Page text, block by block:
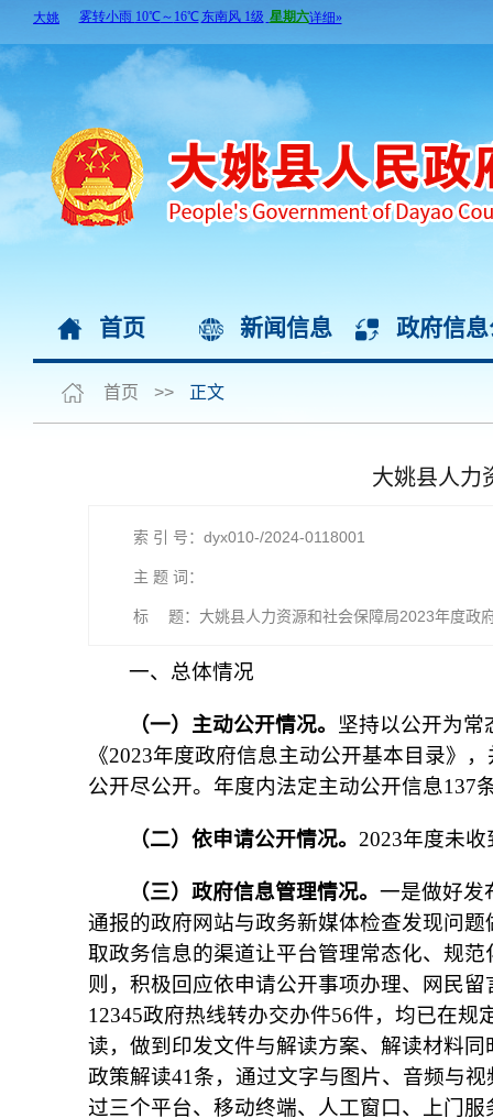
首页 新闻信息 政府信
首页 >> 正文
大姚县人力
索 引 号：dyx010-/2024-0118001
主 题 词：
标 题：大姚县人力资源和社会保障局2023年度政
一、总体情况
（一）主动公开情况。 坚持以公开为
《2023年度政府信息主动公开基本目录》
公开尽公开。年度内法定主动公开信息137
（二）依申请公开情况。 2023年度未
（三）政府信息管理情况。一是做好发
通报的政府网站与政务新媒体检查发现问
取政务信息的渠道让平台管理常态化、规
则，积极回应依申请公开事项办理、网民
12345政府热线转办交办件56件，均已在
读，做到印发文件与解读方案、解读材料
政策解读41条，通过文字与图片、音频与
过三个平台、移动终端、人工窗口、上门